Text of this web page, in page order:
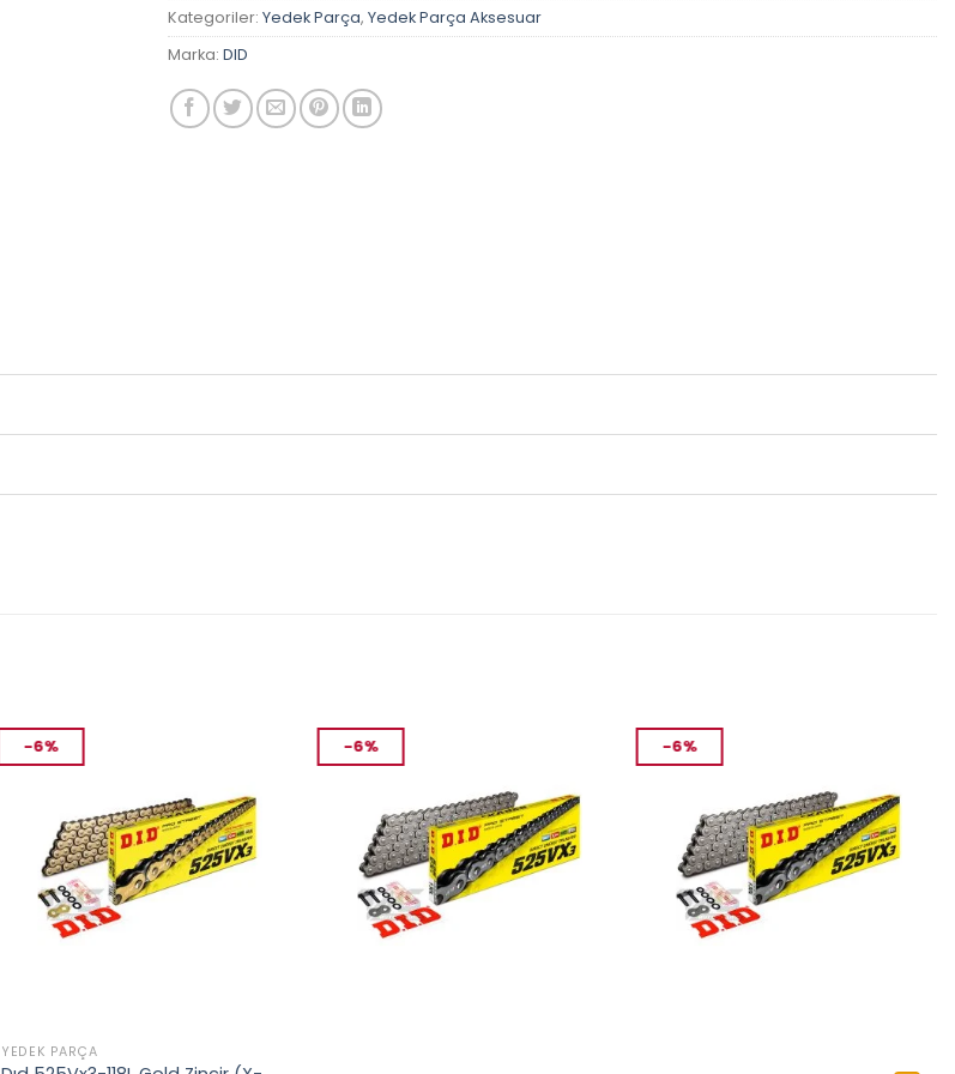
Kategoriler: Yedek Parça, Yedek Parça Aksesuar
Marka: DID
-6%
YEDEK PARÇA
-6% -6%